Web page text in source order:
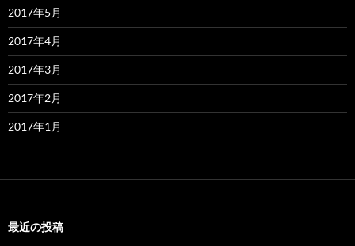
2017年5月
2017年4月
2017年3月
2017年2月
2017年1月
最近の投稿